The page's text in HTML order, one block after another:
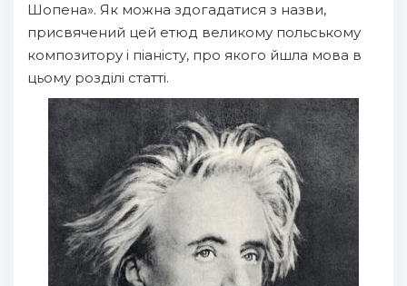
Шопена». Як можна здогадатися з назви,
присвячений цей етюд великому польському
композитору і піаністу, про якого йшла мова в
цьому розділі статті.